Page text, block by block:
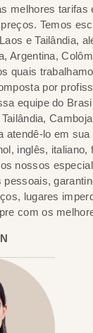
melhores tarifas
Temos
e Tailândia,
Argentina,
quais
por
equipe do
atendê-lo em
inglês, italiano,
nossos
lugares
com os